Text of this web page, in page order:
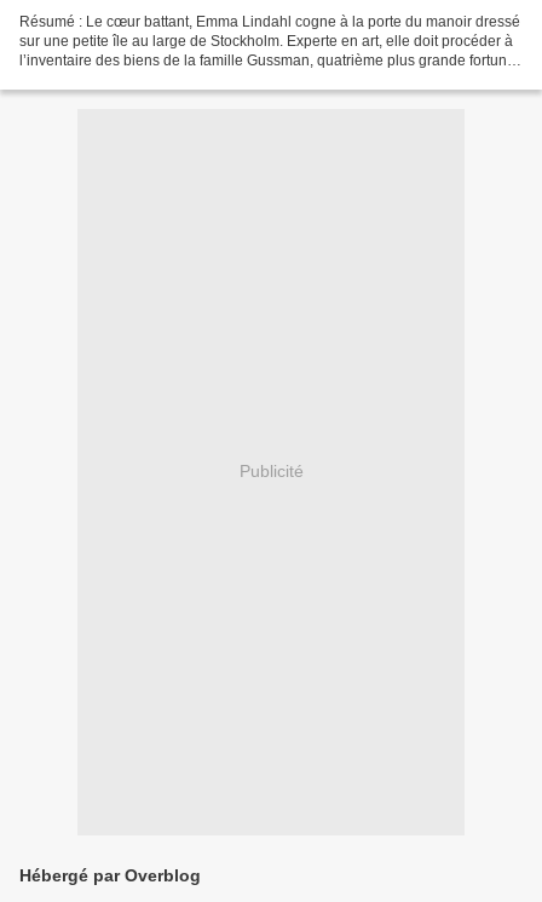
Résumé : Le cœur battant, Emma Lindahl cogne à la porte du manoir dressé
sur une petite île au large de Stockholm. Experte en art, elle doit procéder à
l’inventaire des biens de la famille Gussman, quatrième plus grande fortune
Publicité
Hébergé par Overblog